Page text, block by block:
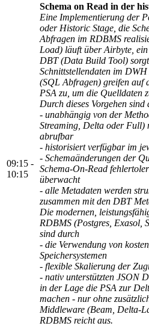
09:15 -
10:15
Schema on Read in der
Eine Implementierung der
oder Historic Stage, die
Abfragen im RDBMS
Load) läuft über Airbyte,
DBT (Data Build Tool)
Schnittstellendaten im
(SQL Abfragen) greifen auf
PSA zu, um die Quelldaten
Durch dieses Vorgehen
- unabhängig von der
Streaming, Delta oder Full)
abrufbar
- historisiert verfügbar im
- Schemaänderungen der
Schema-On-Read
überwacht
- alle Metadaten werden
zusammen mit den DBT
Die modernen,
RDBMS (Postgres, Exasol,
sind durch
- die Verwendung von
Speichersystemen
- flexible Skalierung der
- nativ unterstützten JSON
in der Lage die PSA zur
machen - nur ohne
Middleware (Beam, Delta-
RDBMS reicht aus.